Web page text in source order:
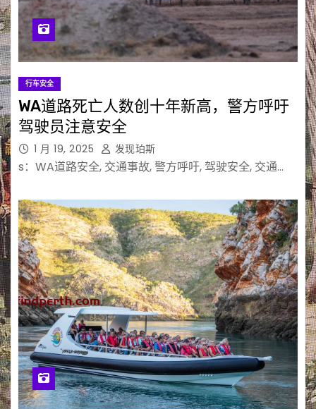
行车安全
WA道路死亡人数创十年新高，警方呼吁
驾驶员注意安全
1 月 19, 2025 发现珀斯
s：WA道路安全, 交通事故, 警方呼吁, 驾驶安全, 交通…